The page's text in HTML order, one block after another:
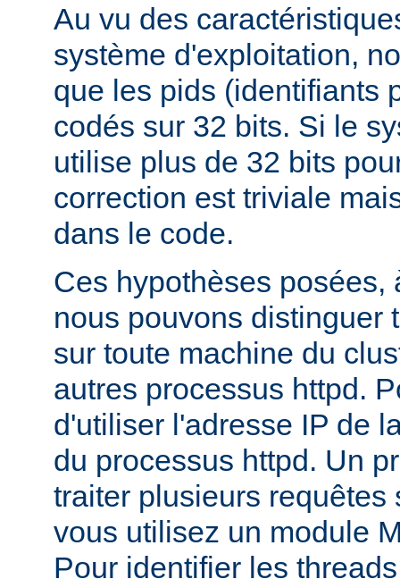
Au vu des
système d'exploitation,
que les pids (identifiants
codés sur 32 bits. Si le
utilise plus de 32 bits
correction est triviale
dans le code.
Ces hypothèses posées,
nous pouvons distinguer
sur toute machine du
autres processus httpd.
d'utiliser l'adresse IP de
du processus httpd. Un
traiter plusieurs requêtes
vous utilisez un module
Pour identifier les